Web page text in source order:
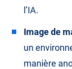
l’IA.
Image de
un
manière